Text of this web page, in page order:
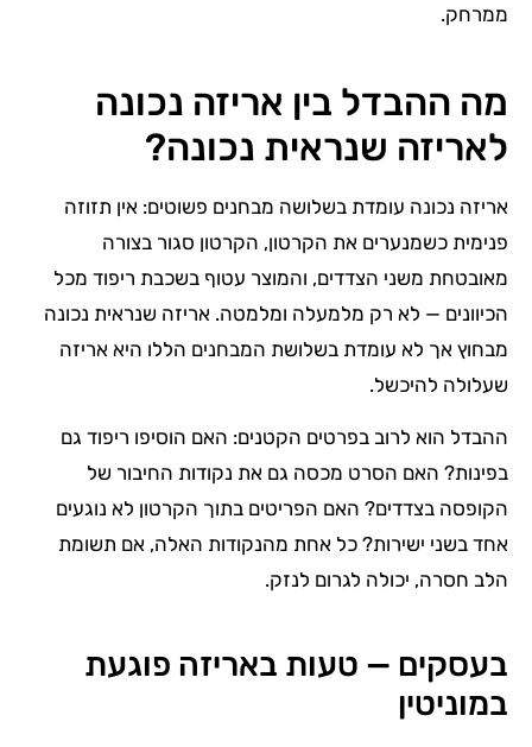
ממרחק.
מה ההבדל בין אריזה נכונה
לאריזה שנראית נכונה?
אריזה נכונה עומדת בשלושה מבחנים פשוטים: אין תזוזה
פנימית כשמנערים את הקרטון, הקרטון סגור בצורה
מאובטחת משני הצדדים, והמוצר עטוף בשכבת ריפוד מכל
הכיוונים — לא רק מלמעלה ומלמטה. אריזה שנראית נכונה
מבחוץ אך לא עומדת בשלושת המבחנים הללו היא אריזה
שעלולה להיכשל.
ההבדל הוא לרוב בפרטים הקטנים: האם הוסיפו ריפוד גם
בפינות? האם הסרט מכסה גם את נקודות החיבור של
הקופסה בצדדים? האם הפריטים בתוך הקרטון לא נוגעים
אחד בשני ישירות? כל אחת מהנקודות האלה, אם תשומת
הלב חסרה, יכולה לגרום לנזק.
בעסקים — טעות באריזה פוגעת
במוניטין